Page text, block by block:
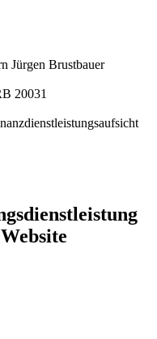
Jürgen Brustbauer
20031